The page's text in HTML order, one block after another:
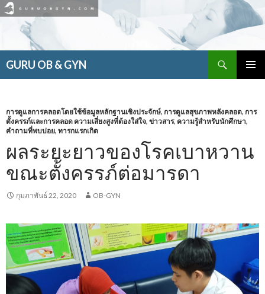
GURU OB & GYN
เนื้อหา
การดูแลการคลอดโดยใช้ข้อมูลหลักฐานเชิงประจักษ์, การดูแลสุขภาพหลังคลอด, การ
ตั้งครรภ์และการคลอด ความเสี่ยงสูงที่ต้องใส่ใจ, ข่าวสาร, ความรู้สำหรับนักศึกษา,
คำถามที่พบบ่อย, ทารกแรกเกิด
ผลระยะยาวของโรคเบาหวาน
ขณะตั้งครรภ์ต่อมารดา
กุมภาพันธ์ 22, 2020 OB-GYN